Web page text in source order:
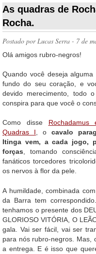
As quadras de
Rocha.
Postado porLucas Serra - 7 de
Olá amigos rubro-negros!
Quando você deseja alguma
fundo do seu coração, e
devido merecimento, todo
conspira para que você o
Como disse Rochadamus
Quadras I, o cavalo
Itinga vem, a cada jogo,
forças, tomando
fanáticos torcedores
os nervos à flor da pele.
A humildade, combinada
da Barra tem
tenhamos o presente dos
GLORIOSO VITÓRIA, O
gala. Vai ser fácil, vai ser
para nós rubro-negros. Mas,
a entrega. E é isso que